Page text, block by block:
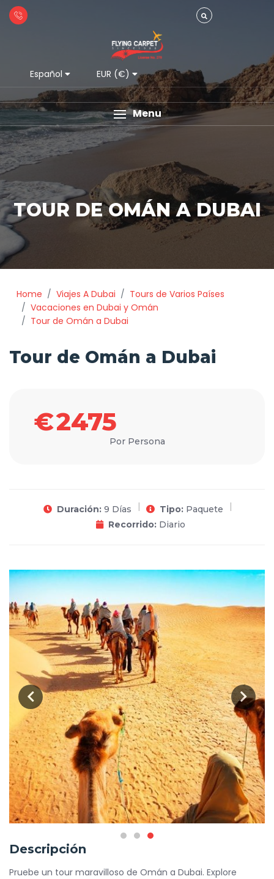
Español EUR (€)
Menu
TOUR DE OMÁN A DUBAI
Home Viajes A Dubai
Tours de Varios Países
Vacaciones en Dubai y Omán
Tour de Omán a Dubai
Tour de Omán a Dubai
€2475
Por Persona
Duración: 9 Días Tipo: Paquete
Recorrido: Diario
Descripción
Pruebe un tour maravilloso de Omán a Dubai. Explore